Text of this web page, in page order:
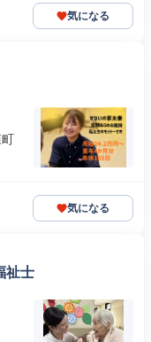
気になる
気になる
祉士